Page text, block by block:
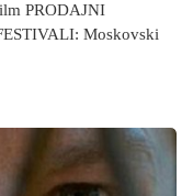
PRODAJNI
Moskovski